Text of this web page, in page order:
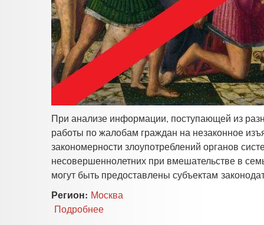
При анализе информации, поступающей из
работы по жалобам граждан на незаконное
закономерности злоупотреблений органов
несовершеннолетних при вмешательстве в
могут быть предоставлены субъектам
Регион: Москва
Подробнее